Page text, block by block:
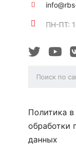
ПН-ПТ:
Политика
обработки
данных